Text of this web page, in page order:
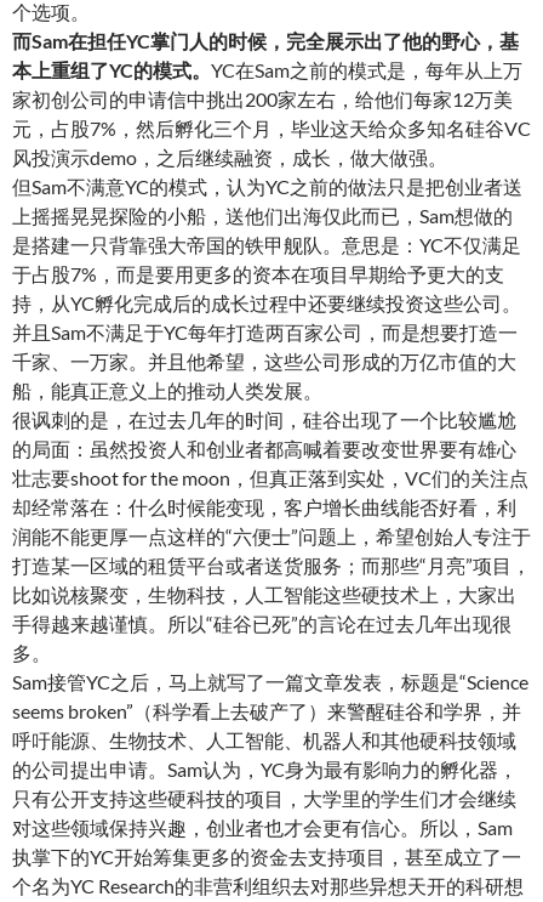
个选项。
而Sam在担任YC掌门人的时候，完全展示出了他的野心，基
本上重组了YC的模式。 YC在Sam之前的模式是，每年从上万
家初创公司的申请信中挑出200家左右，给他们每家12万美
元，占股7%，然后孵化三个月，毕业这天给众多知名硅谷VC
风投演示demo，之后继续融资，成长，做大做强。
但Sam不满意YC的模式，认为YC之前的做法只是把创业者送
上摇摇晃晃探险的小船，送他们出海仅此而已，Sam想做的
是搭建一只背靠强大帝国的铁甲舰队。意思是：YC不仅满足
于占股7%，而是要用更多的资本在项目早期给予更大的支
持，从YC孵化完成后的成长过程中还要继续投资这些公司。
并且Sam不满足于YC每年打造两百家公司，而是想要打造一
千家、一万家。并且他希望，这些公司形成的万亿市值的大
船，能真正意义上的推动人类发展。
很讽刺的是，在过去几年的时间，硅谷出现了一个比较尴尬
的局面：虽然投资人和创业者都高喊着要改变世界要有雄心
壮志要shoot for the moon，但真正落到实处，VC们的关注点
却经常落在：什么时候能变现，客户增长曲线能否好看，利
润能不能更厚一点这样的“六便士”问题上，希望创始人专注于
打造某一区域的租赁平台或者送货服务；而那些“月亮”项目，
比如说核聚变，生物科技，人工智能这些硬技术上，大家出
手得越来越谨慎。所以“硅谷已死”的言论在过去几年出现很
多。
Sam接管YC之后，马上就写了一篇文章发表，标题是“Science
seems broken”（科学看上去破产了）来警醒硅谷和学界，并
呼吁能源、生物技术、人工智能、机器人和其他硬科技领域
的公司提出申请。Sam认为，YC身为最有影响力的孵化器，
只有公开支持这些硬科技的项目，大学里的学生们才会继续
对这些领域保持兴趣，创业者也才会更有信心。所以，Sam
执掌下的YC开始筹集更多的资金去支持项目，甚至成立了一
个名为YC Research的非营利组织去对那些异想天开的科研想